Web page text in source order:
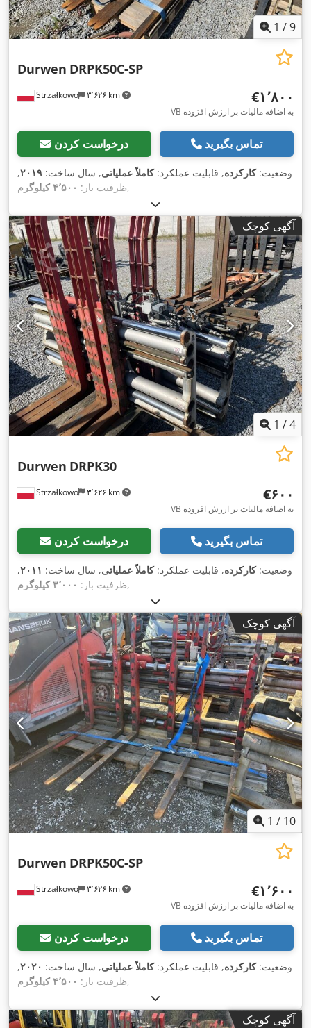
1 /9
Strzałkowo ۳٬۶۲۶ km
Durwen DRPK50C-SP
‎€۱٬۸۰۰
VB به اضافه مالیات بر ارزش افزوده
درخواست کردن تماس بگیرید
وضعیت:کارکرده, قابلیت عملکرد:کاملاً عملیاتی, سال ساخت: ۲۰۱۹,
ظرفیت بار: ۴٬۵۰۰ کیلوگرم ,
آگهی کوچک
1 /4
Strzałkowo ۳٬۶۲۶ km
Durwen DRPK30
‎€۶۰۰
VB به اضافه مالیات بر ارزش افزوده
درخواست کردن تماس بگیرید
وضعیت:کارکرده, قابلیت عملکرد:کاملاً عملیاتی, سال ساخت: ۲۰۱۱,
ظرفیت بار: ۳٬۰۰۰ کیلوگرم ,
آگهی کوچک
1 / 10
Strzałkowo ۳٬۶۲۶ km
Durwen DRPK50C-SP
‎€۱٬۶۰۰
VB به اضافه مالیات بر ارزش افزوده
درخواست کردن تماس بگیرید
وضعیت:کارکرده, قابلیت عملکرد:کاملاً عملیاتی, سال ساخت: ۲۰۲۰,
ظرفیت بار: ۴٬۵۰۰ کیلوگرم ,
آگهی کوچک